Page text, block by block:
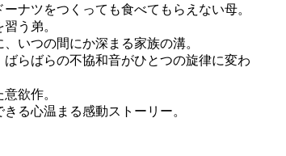
ナツをつくっても食べてもらえない母。
う弟。
いつの間にか深まる家族の溝。
らばらの不協和音がひとつの旋律に変わ
欲作。
る心温まる感動ストーリー。